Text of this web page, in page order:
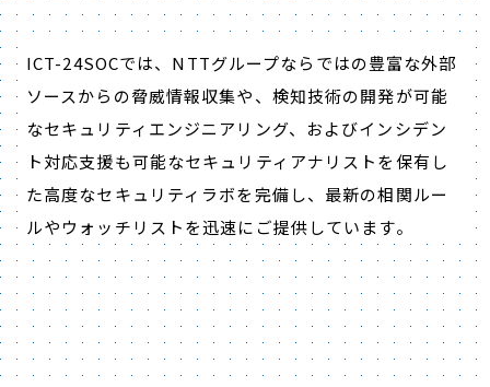
ICT-24SOCでは、NTTグループならではの豊富な外部
ソースからの脅威情報収集や、検知技術の開発が可能
なセキュリティエンジニアリング、およびインシデン
ト対応支援も可能なセキュリティアナリストを保有し
た高度なセキュリティラボを完備し、最新の相関ルー
ルやウォッチリストを迅速にご提供しています。